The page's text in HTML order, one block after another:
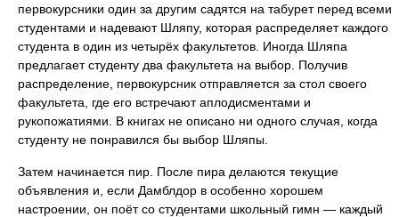
первокурсники один за другим садятся на табурет перед всеми
студентами и надевают Шляпу, которая распределяет каждого
студента в один из четырёх факультетов. Иногда Шляпа
предлагает студенту два факультета на выбор. Получив
распределение, первокурсник отправляется за стол своего
факультета, где его встречают аплодисментами и
рукопожатиями. В книгах не описано ни одного случая, когда
студенту не понравился бы выбор Шляпы.
Затем начинается пир. После пира делаются текущие
объявления и, если Дамблдор в особенно хорошем
настроении, он поёт со студентами школьный гимн — каждый